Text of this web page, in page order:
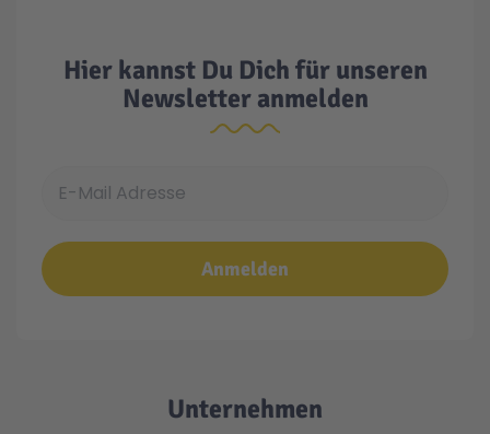
Hier kannst Du Dich für unseren
Newsletter anmelden
Anmelden
Unternehmen